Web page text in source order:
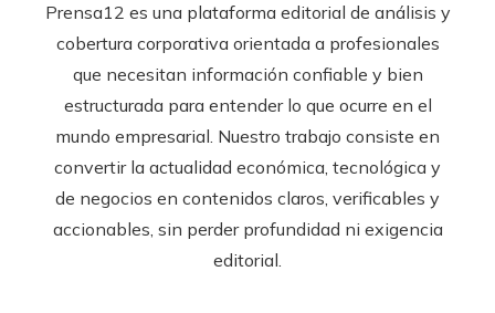
Prensa12 es una plataforma editorial de análisis y
cobertura corporativa orientada a profesionales
que necesitan información confiable y bien
estructurada para entender lo que ocurre en el
mundo empresarial. Nuestro trabajo consiste en
convertir la actualidad económica, tecnológica y
de negocios en contenidos claros, verificables y
accionables, sin perder profundidad ni exigencia
editorial.